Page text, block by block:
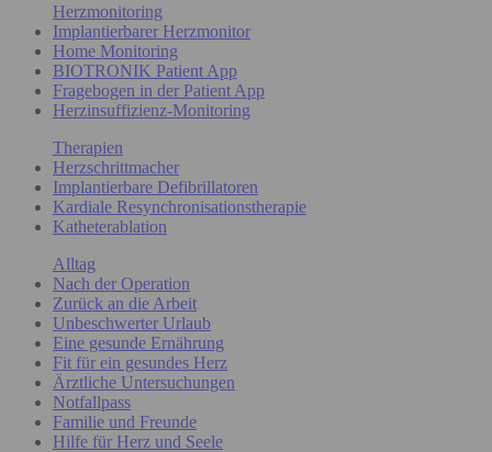
Herzmonitoring
Implantierbarer Herzmonitor
Home Monitoring
BIOTRONIK Patient App
Fragebogen in der Patient App
Herzinsuffizienz-Monitoring
Therapien
Herzschrittmacher
Implantierbare Defibrillatoren
Kardiale Resynchronisationstherapie
Katheterablation
Alltag
Nach der Operation
Zurück an die Arbeit
Unbeschwerter Urlaub
Eine gesunde Ernährung
Fit für ein gesundes Herz
Ärztliche Untersuchungen
Notfallpass
Familie und Freunde
Hilfe für Herz und Seele